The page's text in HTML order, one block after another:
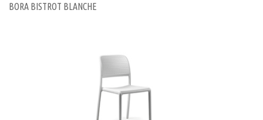
BORA BISTROT BLANCHE